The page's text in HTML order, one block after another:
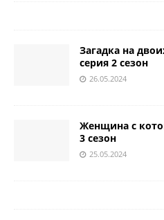
Загадка на
серия 2 сезон
26.05.2024
Женщина с
3 сезон
25.05.2024